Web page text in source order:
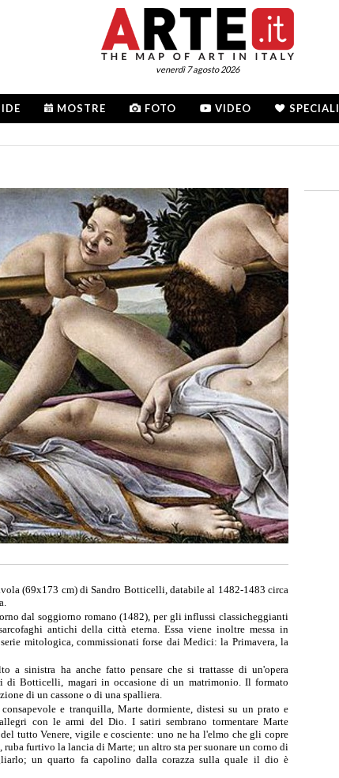
venerdì 7 agosto 2026
MOSTRE FOTO VIDEO SPECIALI
(69x173 cm) diSandro Botticelli , databile al 1482-1483 circa
dal soggiorno romano (1482), per gli influssi classicheggianti
antichi della città eterna. Essa viene inoltre messa in
mitologica, commissionati forse dai Medici: la Primavera, la
a sinistra ha anche fatto pensare che si trattasse di un'opera
di Botticelli, magari in occasione di un matrimonio. Il formato
di un cassone o di una spalliera.
e tranquilla, Martedormiente, distesi su un prato e
con le armi del Dio. I satiri sembrano tormentare Marte
tutto Venere, vigile e cosciente: uno ne ha l'elmo che gli copre
ruba furtivo la lancia di Marte; un altro sta per suonare un corno di
un quarto fa capolino dalla corazza sulla quale il dio è